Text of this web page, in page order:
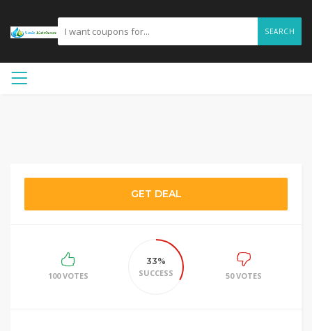
SEARCH
GET DEAL
100 VOTES
33%
SUCCESS
50 VOTES